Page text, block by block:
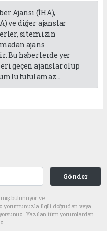
Ajansı (İHA),
ve diğer ajanslar
sitemizin
ajans
Bu haberlerde yer
geçen ajanslar olup
tutulamaz...
Gönder
bulunuyor ve
yorumunuzla ilgili doğrudan veya
Yazılan tüm yorumlardan